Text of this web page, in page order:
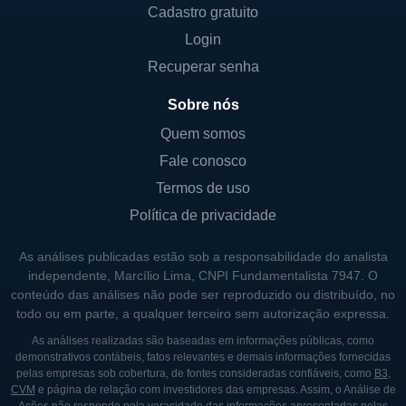
PRESENÇA INTERNACIONAL E LINHAS
A ASGN opera principalmente nos Estados
Unidos, mas também possui uma presença
em outros países, expandindo suas
operações para atender às demandas
demanda por serviços especializados,
buscando constantemente novas
oportunidades de negócio.
As linhas de negócios da ASGN são
desenhadas para oferecer soluções
abrangentes e integradas. Em tecnologia, a
empresa oferece serviços de consultoria
Cadastro gratuito
Login
Recuperar senha
Sobre nós
Quem somos
Fale conosco
Termos de uso
Política de privacidade
As análises publicadas estão sob a responsabilidade do analista
independente, Marcílio Lima, CNPI Fundamentalista 7947. O
conteúdo das análises não pode ser reproduzido ou distribuído, no
todo ou em parte, a qualquer terceiro sem autorização expressa.
As análises realizadas são baseadas em informações públicas, como
demonstrativos contábeis, fatos relevantes e demais informações fornecidas
pelas empresas sob cobertura, de fontes consideradas confiáveis, como B3,
CVM e página de relação com investidores das empresas. Assim, o Análise de